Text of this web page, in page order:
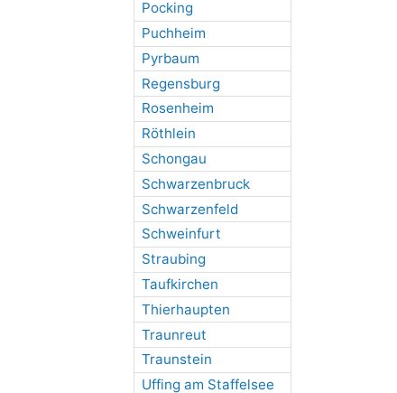
Pocking
Puchheim
Pyrbaum
Regensburg
Rosenheim
Röthlein
Schongau
Schwarzenbruck
Schwarzenfeld
Schweinfurt
Straubing
Taufkirchen
Thierhaupten
Traunreut
Traunstein
Uffing am Staffelsee